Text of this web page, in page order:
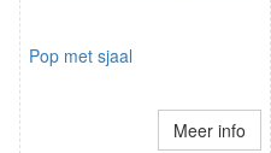
Pop met sjaal
Meer info